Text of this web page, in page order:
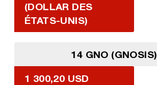
(DOLLAR DES
ÉTATS-UNIS)
14 GNO (GNOSIS)
1 300,20 USD